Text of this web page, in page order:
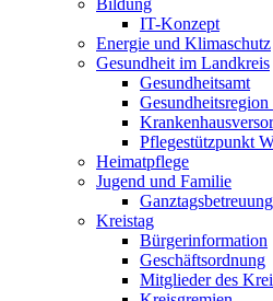
Bildung
IT-Konzept
Energie und Klimaschutz
Gesundheit im Landkreis
Gesundheitsamt
Gesundheitsregion
Pflegestützpunkt
Heimatpflege
Jugend und Familie
Kreistag
Bürgerinformation
Geschäftsordnung
Mitglieder des